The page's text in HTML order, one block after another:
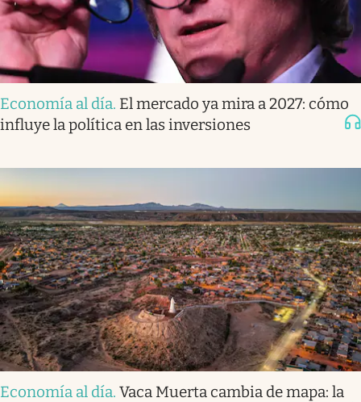
Economía al día. El mercado ya mira a 2027: cómo
influye la política en las inversiones
Economía al día. Vaca Muerta cambia de mapa: la